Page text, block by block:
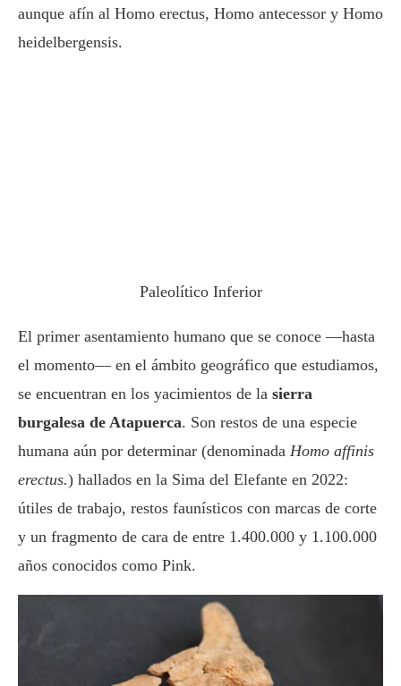
aunque afín al Homo erectus, Homo antecessor y Homo
heidelbergensis.
Paleolítico Inferior
El primer asentamiento humano que se conoce —hasta
el momento— en el ámbito geográfico que estudiamos,
se encuentran en los yacimientos de la sierra
burgalesa de Atapuerca. Son restos de una especie
humana aún por determinar (denominada Homo affinis
erectus.) hallados en la Sima del Elefante en 2022:
útiles de trabajo, restos faunísticos con marcas de corte
y un fragmento de cara de entre 1.400.000 y 1.100.000
años conocidos como Pink.